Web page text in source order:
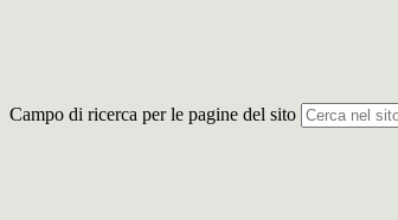
Campo di ricerca per le pagine del sito